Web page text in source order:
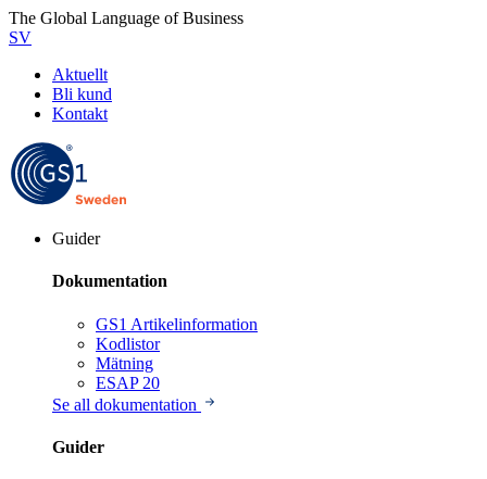
The Global Language of Business
SV
Aktuellt
Bli kund
Kontakt
Guider
Dokumentation
GS1 Artikelinformation
Kodlistor
Mätning
ESAP 20
Se all dokumentation
Guider